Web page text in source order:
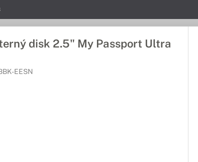
disk 2.5" My Passport Ultra
EESN